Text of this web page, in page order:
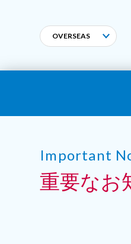
OVERSEAS
Important
重要なお